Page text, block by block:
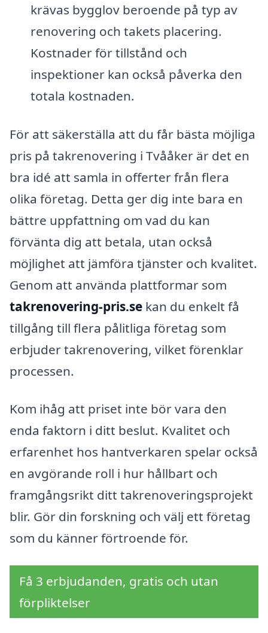
krävas bygglov beroende på typ av
renovering och takets placering.
Kostnader för tillstånd och
inspektioner kan också påverka den
totala kostnaden.
För att säkerställa att du får bästa möjliga
pris på takrenovering i Tvååker är det en
bra idé att samla in offerter från flera
olika företag. Detta ger dig inte bara en
bättre uppfattning om vad du kan
förvänta dig att betala, utan också
möjlighet att jämföra tjänster och kvalitet.
Genom att använda plattformar som
takrenovering-pris.se kan du enkelt få
tillgång till flera pålitliga företag som
erbjuder takrenovering, vilket förenklar
processen.
Kom ihåg att priset inte bör vara den
enda faktorn i ditt beslut. Kvalitet och
erfarenhet hos hantverkaren spelar också
en avgörande roll i hur hållbart och
framgångsrikt ditt takrenoveringsprojekt
blir. Gör din forskning och välj ett företag
som du känner förtroende för.
Få 3 erbjudanden, gratis och utan
förpliktelser